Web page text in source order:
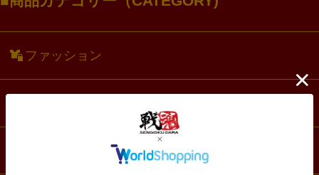
ファッション